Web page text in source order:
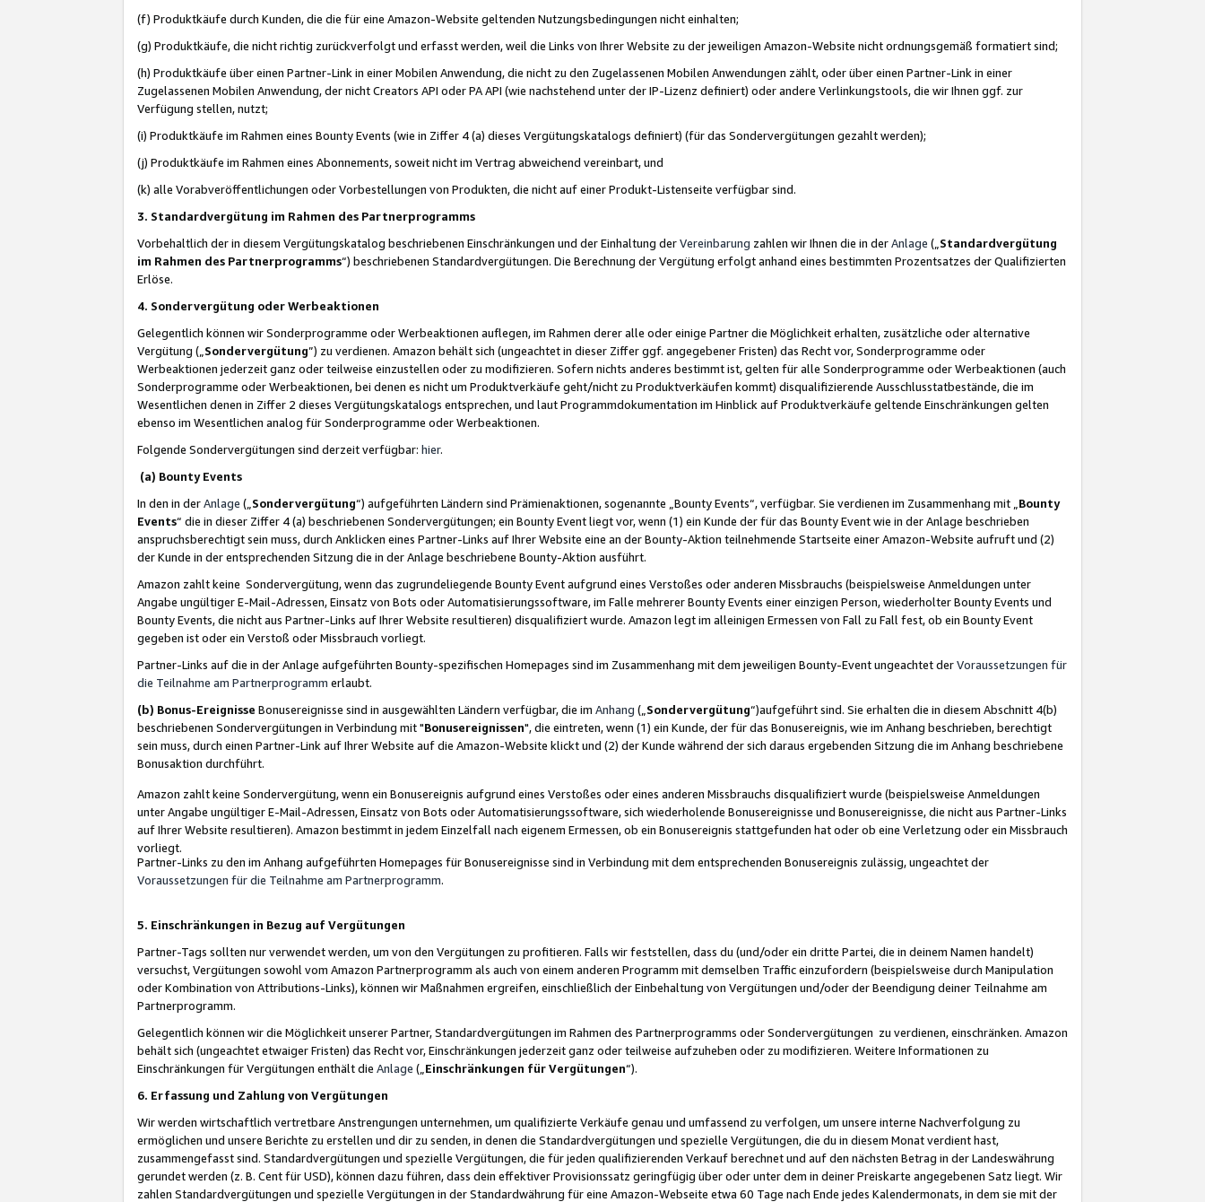
(f) Produktkäufe durch Kunden, die die für eine Amazon-Website geltenden Nutzungsbedingungen nicht einhalten;
(g) Produktkäufe, die nicht richtig zurückverfolgt und erfasst werden, weil die Links von Ihrer Website zu der jeweiligen Amazon-Website nicht ordnungsgemäß formatiert sind;
(h) Produktkäufe über einen Partner-Link in einer Mobilen Anwendung, die nicht zu den Zugelassenen Mobilen Anwendungen zählt, oder über einen Partner-Link in einer
Zugelassenen Mobilen Anwendung, der nicht Creators API oder PA API (wie nachstehend unter der IP-Lizenz definiert) oder andere Verlinkungstools, die wir Ihnen ggf. zur
Verfügung stellen, nutzt;
(i) Produktkäufe im Rahmen eines Bounty Events (wie in Ziffer 4 (a) dieses Vergütungskatalogs definiert) (für das Sondervergütungen gezahlt werden);
(j) Produktkäufe im Rahmen eines Abonnements, soweit nicht im Vertrag abweichend vereinbart, und
(k) alle Vorabveröffentlichungen oder Vorbestellungen von Produkten, die nicht auf einer Produkt-Listenseite verfügbar sind.
3. Standardvergütung im Rahmen des Partnerprogramms
Vorbehaltlich der in diesem Vergütungskatalog beschriebenen Einschränkungen und der Einhaltung derVereinbarung zahlen wir Ihnen die in derAnlage („ Standardvergütung
im Rahmen des Partnerprogramms“) beschriebenen Standardvergütungen. Die Berechnung der Vergütung erfolgt anhand eines bestimmten Prozentsatzes der Qualifizierten
Erlöse.
4. Sondervergütung oder Werbeaktionen
Gelegentlich können wir Sonderprogramme oder Werbeaktionen auflegen, im Rahmen derer alle oder einige Partner die Möglichkeit erhalten, zusätzliche oder alternative
Vergütung („ Sondervergütung”) zu verdienen. Amazon behält sich (ungeachtet in dieser Ziffer ggf. angegebener Fristen) das Recht vor, Sonderprogramme oder
Werbeaktionen jederzeit ganz oder teilweise einzustellen oder zu modifizieren. Sofern nichts anderes bestimmt ist, gelten für alle Sonderprogramme oder Werbeaktionen (auch
Sonderprogramme oder Werbeaktionen, bei denen es nicht um Produktverkäufe geht/nicht zu Produktverkäufen kommt) disqualifizierende Ausschlusstatbestände, die im
Wesentlichen denen in Ziffer 2 dieses Vergütungskatalogs entsprechen, und laut Programmdokumentation im Hinblick auf Produktverkäufe geltende Einschränkungen gelten
ebenso im Wesentlichen analog für Sonderprogramme oder Werbeaktionen.
Folgende Sondervergütungen sind derzeit verfügbar: hier.
(a) Bounty Events
In den in derAnlage („ Sondervergütung“) aufgeführten Ländern sind Prämienaktionen, sogenannte „Bounty Events“, verfügbar. Sie verdienen im Zusammenhang mit „ Bounty
Events“ die in dieser Ziffer 4 (a) beschriebenen Sondervergütungen; ein Bounty Event liegt vor, wenn (1) ein Kunde der für das Bounty Event wie in der Anlage beschrieben
anspruchsberechtigt sein muss, durch Anklicken eines Partner-Links auf Ihrer Website eine an der Bounty-Aktion teilnehmende Startseite einer Amazon-Website aufruft und (2)
der Kunde in der entsprechenden Sitzung die in der Anlage beschriebene Bounty-Aktion ausführt.
Amazon zahlt keine Sondervergütung, wenn das zugrundeliegende Bounty Event aufgrund eines Verstoßes oder anderen Missbrauchs (beispielsweise Anmeldungen unter
Angabe ungültiger E-Mail-Adressen, Einsatz von Bots oder Automatisierungssoftware, im Falle mehrerer Bounty Events einer einzigen Person, wiederholter Bounty Events und
Bounty Events, die nicht aus Partner-Links auf Ihrer Website resultieren) disqualifiziert wurde. Amazon legt im alleinigen Ermessen von Fall zu Fall fest, ob ein Bounty Event
gegeben ist oder ein Verstoß oder Missbrauch vorliegt.
Partner-Links auf die in der Anlage aufgeführten Bounty-spezifischen Homepages sind im Zusammenhang mit dem jeweiligen Bounty-Event ungeachtet derVoraussetzungen für
die Teilnahme am Partnerprogramm erlaubt.
(b) Bonus-Ereignisse Bonusereignisse sind in ausgewählten Ländern verfügbar, die im Anhang („ Sondervergütung“)aufgeführt sind. Sie erhalten die in diesem Abschnitt 4(b)
beschriebenen Sondervergütungen in Verbindung mit "Bonusereignissen", die eintreten, wenn (1) ein Kunde, der für das Bonusereignis, wie im Anhang beschrieben, berechtigt
sein muss, durch einen Partner-Link auf Ihrer Website auf die Amazon-Website klickt und (2) der Kunde während der sich daraus ergebenden Sitzung die im Anhang beschriebene
Bonusaktion durchführt.
Amazon zahlt keine Sondervergütung, wenn ein Bonusereignis aufgrund eines Verstoßes oder eines anderen Missbrauchs disqualifiziert wurde (beispielsweise Anmeldungen
unter Angabe ungültiger E-Mail-Adressen, Einsatz von Bots oder Automatisierungssoftware, sich wiederholende Bonusereignisse und Bonusereignisse, die nicht aus Partner-Links
auf Ihrer Website resultieren). Amazon bestimmt in jedem Einzelfall nach eigenem Ermessen, ob ein Bonusereignis stattgefunden hat oder ob eine Verletzung oder ein Missbrauch
vorliegt.
Partner-Links zu den im Anhang aufgeführten Homepages für Bonusereignisse sind in Verbindung mit dem entsprechenden Bonusereignis zulässig, ungeachtet der
Voraussetzungen für die Teilnahme am Partnerprogramm.
5. Einschränkungen in Bezug auf Vergütungen
Partner-Tags sollten nur verwendet werden, um von den Vergütungen zu profitieren. Falls wir feststellen, dass du (und/oder ein dritte Partei, die in deinem Namen handelt)
versuchst, Vergütungen sowohl vom Amazon Partnerprogramm als auch von einem anderen Programm mit demselben Traffic einzufordern (beispielsweise durch Manipulation
oder Kombination von Attributions-Links), können wir Maßnahmen ergreifen, einschließlich der Einbehaltung von Vergütungen und/oder der Beendigung deiner Teilnahme am
Partnerprogramm.
Gelegentlich können wir die Möglichkeit unserer Partner, Standardvergütungen im Rahmen des Partnerprogramms oder Sondervergütungen zu verdienen, einschränken. Amazon
behält sich (ungeachtet etwaiger Fristen) das Recht vor, Einschränkungen jederzeit ganz oder teilweise aufzuheben oder zu modifizieren. Weitere Informationen zu
Einschränkungen für Vergütungen enthält die Anlage („ Einschränkungen für Vergütungen“).
6. Erfassung und Zahlung von Vergütungen
Wir werden wirtschaftlich vertretbare Anstrengungen unternehmen, um qualifizierte Verkäufe genau und umfassend zu verfolgen, um unsere interne Nachverfolgung zu
ermöglichen und unsere Berichte zu erstellen und dir zu senden, in denen die Standardvergütungen und spezielle Vergütungen, die du in diesem Monat verdient hast,
zusammengefasst sind. Standardvergütungen und spezielle Vergütungen, die für jeden qualifizierenden Verkauf berechnet und auf den nächsten Betrag in der Landeswährung
gerundet werden (z. B. Cent für USD), können dazu führen, dass dein effektiver Provisionssatz geringfügig über oder unter dem in deiner Preiskarte angegebenen Satz liegt. Wir
zahlen Standardvergütungen und spezielle Vergütungen in der Standardwährung für eine Amazon-Webseite etwa 60 Tage nach Ende jedes Kalendermonats, in dem sie mit der